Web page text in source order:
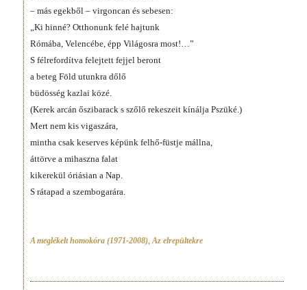
– más egekből – virgoncan és sebesen:
„Ki hinné? Otthonunk felé hajtunk
Rómába, Velencébe, épp Világosra most!…”
S félrefordítva felejtett fejjel beront
a beteg Föld utunkra dőlő
büdösség kazlai közé.
(Kerek arcán őszibarack s szőlő rekeszeit kínálja Pszüké.)
Mert nem kis vigaszára,
mintha csak keserves képünk felhő-füstje mállna,
áttörve a mihaszna falat
kikerekül óriásian a Nap.
S rátapad a szembogarára.
A meglékelt homokóra (1971-2008) Az elrepültekre